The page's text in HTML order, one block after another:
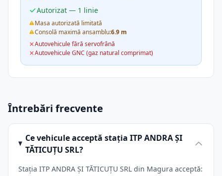
Autorizat — 1 linie
Masa autorizată limitată
Consolă maximă ansamblu:6.9 m
Autovehicule fără servofrână
Autovehicule GNC (gaz natural comprimat)
Întrebări frecvente
Ce vehicule acceptă stația ITP ANDRA ŞI
TĂTICUŢU SRL?
Stația ITP ANDRA ŞI TĂTICUŢU SRL din Magura acceptă: